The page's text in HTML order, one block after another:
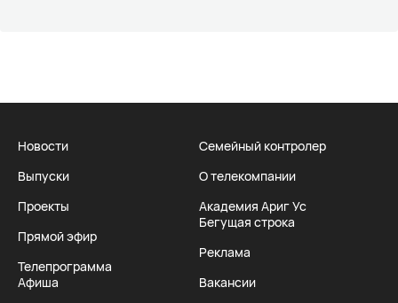
Новости
Выпуски
Проекты
Прямой эфир
Телепрограмма
Афиша
Семейный контролер
О телекомпании
Академия Ариг Ус
Бегущая строка
Реклама
Вакансии